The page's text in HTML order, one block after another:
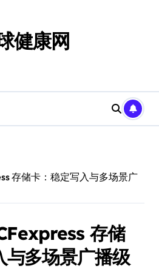
健康网
存储卡：稳定写入与多场景广
存储
与多场景广播级